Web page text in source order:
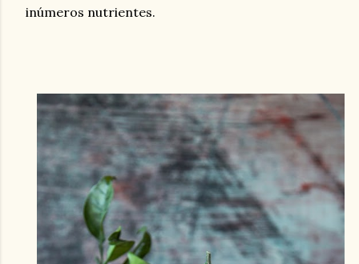
inúmeros nutrientes.